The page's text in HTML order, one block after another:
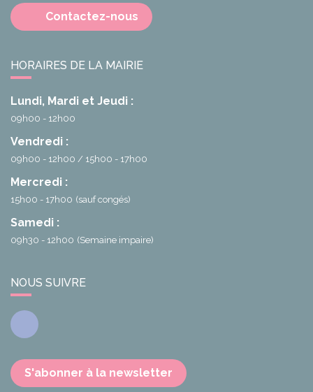
Contactez-nous
HORAIRES DE LA MAIRIE
Lundi, Mardi et Jeudi :
09h00 - 12h00
Vendredi :
09h00 - 12h00 15h00 - 17h00
Mercredi :
15h00 - 17h00 (sauf congés)
Samedi :
09h30 - 12h00 (Semaine impaire)
NOUS SUIVRE
Facebook
S'abonner à la newsletter